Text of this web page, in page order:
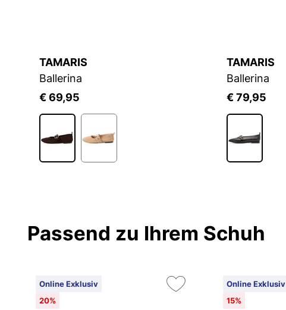
TAMARIS
Ballerina
€ 69,95
TAMARIS
Ballerina
€ 79,95
Passend zu Ihrem Schuh
Online Exklusiv
20%
Online Exklusiv
15%